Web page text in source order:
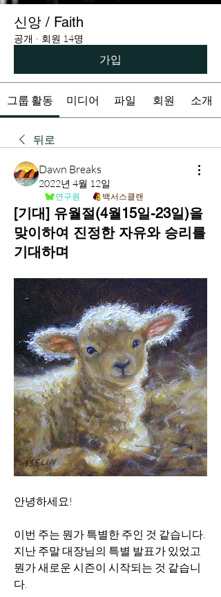
신앙 / Faith
공개 · 회원 14명
가입
그룹 활동 미디어 파일 회원 소개
뒤로
Dawn Breaks
2022년 4월 12일
연구원 백서스클랜
[기대] 유월절(4월15일-23일)을
맞이하여 진정한 자유와 승리를
기대하며
안녕하세요!
이번 주는 뭔가 특별한 주인 것 같습니다.
지난 주말 대장님의 특별 발표가 있었고
뭔가 새로운 시즌이 시작되는 것 같습니
다.